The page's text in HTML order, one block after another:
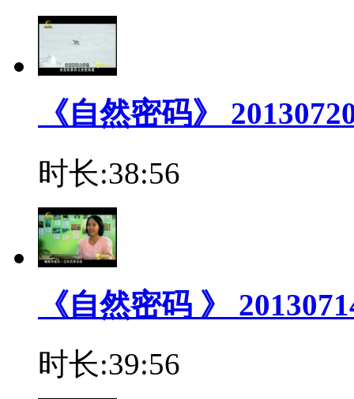
《自然密码》
时长:38:56
《自然密码 》
时长:39:56